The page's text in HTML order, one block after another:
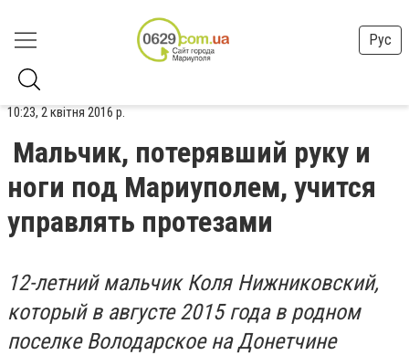
Рус
10:23, 2 квітня 2016 р.
Мальчик, потерявший руку и
ноги под Мариуполем, учится
управлять протезами
12-летний мальчик Коля Нижниковский,
который в августе 2015 года в родном
поселке Володарское на Донетчине